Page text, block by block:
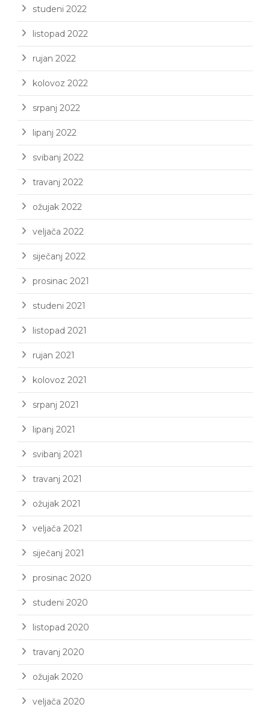
studeni 2022
listopad 2022
rujan 2022
kolovoz 2022
srpanj 2022
lipanj 2022
svibanj 2022
travanj 2022
ožujak 2022
veljača 2022
siječanj 2022
prosinac 2021
studeni 2021
listopad 2021
rujan 2021
kolovoz 2021
srpanj 2021
lipanj 2021
svibanj 2021
travanj 2021
ožujak 2021
veljača 2021
siječanj 2021
prosinac 2020
studeni 2020
listopad 2020
travanj 2020
ožujak 2020
veljača 2020